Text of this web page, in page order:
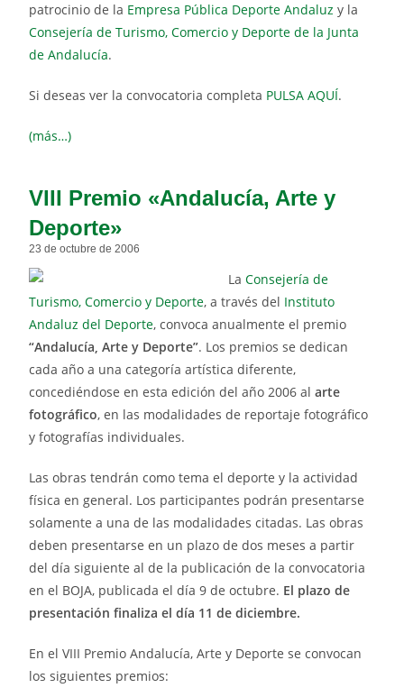
patrocinio de la Empresa Pública Deporte Andaluz y la
Consejería de Turismo, Comercio y Deporte de la Junta
de Andalucía.
Si deseas ver la convocatoria completa PULSA AQUÍ.
(más…)
VIII Premio «Andalucía, Arte y
Deporte»
23 de octubre de 2006
LaConsejería de
Turismo, Comercio y Deporte, a través del Instituto
Andaluz del Deporte, convoca anualmente el premio
“Andalucía, Arte y Deporte”. Los premios se dedican
cada año a una categoría artística diferente,
concediéndose en esta edición del año 2006 alarte
fotográfico, en las modalidades de reportaje fotográfico
y fotografías individuales.
Las obras tendrán como tema el deporte y la actividad
física en general. Los participantes podrán presentarse
solamente a una de las modalidades citadas. Las obras
deben presentarse en un plazo de dos meses a partir
del día siguiente al de la publicación de la convocatoria
en el BOJA, publicada el día 9 de octubre. El plazo de
presentación finaliza el día 11 de diciembre.
En el VIII Premio Andalucía, Arte y Deporte se convocan
los siguientes premios: